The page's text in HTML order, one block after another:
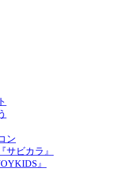
ン
サビカラ』
』